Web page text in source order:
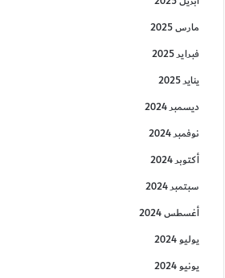
مارس 2025
فبراير 2025
يناير 2025
ديسمبر 2024
نوفمبر 2024
أكتوبر 2024
سبتمبر 2024
أغسطس 2024
يوليو 2024
يونيو 2024